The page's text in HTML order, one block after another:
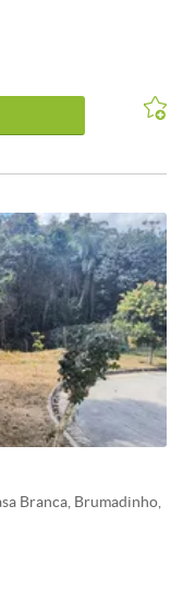
Branca, Brumadinho,